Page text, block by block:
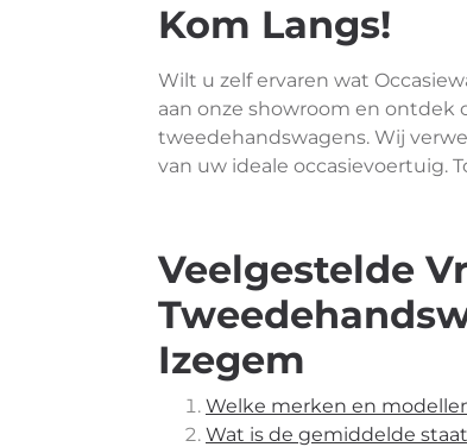
Kom Langs!
Wilt u zelf ervaren wat
aan onze showroom en ontdek
tweedehandswagens. Wij
van uw ideale occasievoertuig.
Veelgestelde
Izegem
Welke merken en
Wat is de gemiddelde